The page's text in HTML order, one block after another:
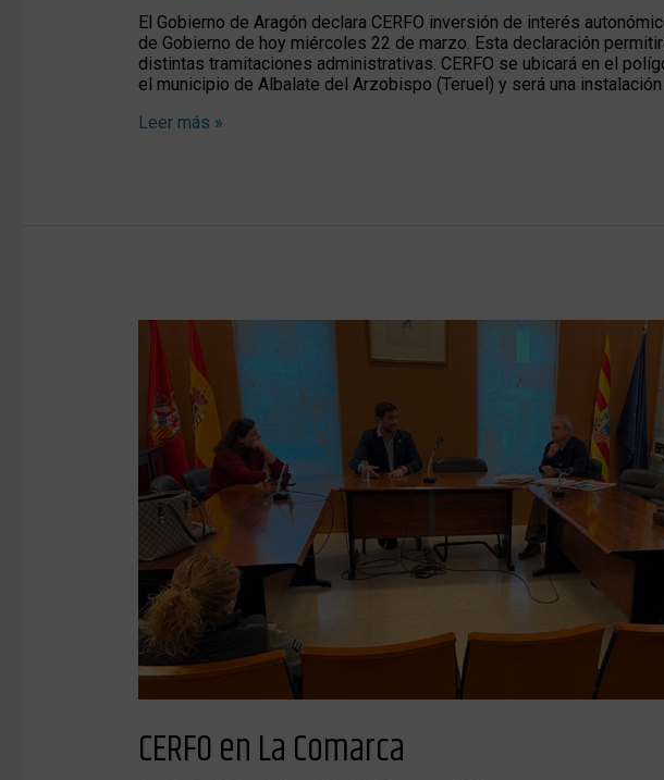
El Gobierno de Aragón declara CERFO inversión de interés
de Gobierno de hoy miércoles 22 de marzo. Esta declaración
distintas tramitaciones administrativas. CERFO se ubicará en el
el municipio de Albalate del Arzobispo (Teruel) y será una
Leer más »
CERFO en La Comarca
Comarca